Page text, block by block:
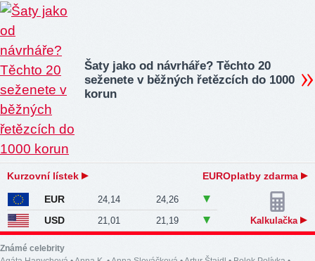
Šaty jako od návrháře? Těchto 20
seženete v běžných řetězcích do 1000
korun
Kurzovní lístek EUROplatby zdarma
EUR 24,14 24,26
USD 21,01 21,19 Kalkulačka
Známé celebrity